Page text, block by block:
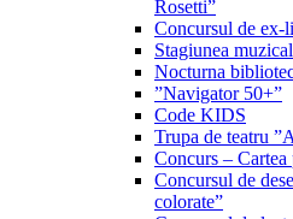
Rosetti”
Concursul de ex-
Stagiunea
Nocturna
”Navigator 50+”
Code KIDS
Trupa de teatru
Concurs – Cartea
Concursul de
colorate”